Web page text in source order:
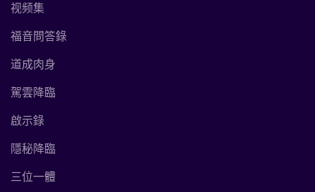
视频集
福音問答錄
道成肉身
駕雲降臨
啟示錄
隱秘降臨
三位一體